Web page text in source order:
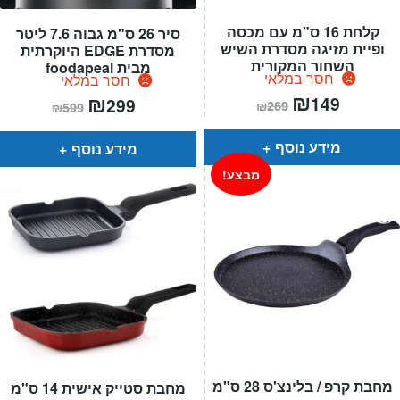
סיר 26 ס"מ גבוה 7.6 ליטר
מסדרת EDGE היוקרתית
מבית foodapeal
חסר במלאי
₪599 המחיר
המקורי
היה:
₪599.
₪299
הוא:
מידע נוסף
קלחת 16 ס"מ עם מכסה
ופיית מזיגה מסדרת השיש
השחור המקורית
חסר במלאי
₪269 המחיר
המקורי
היה:
₪269.
₪149
הוא:
מידע נוסף
מחבת סטייק אישית 14 ס"מ
מחבת קרפ / בלינצ'ס 28 ס"מ
מבצע!